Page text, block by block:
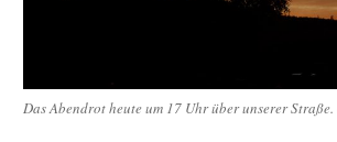
Das Abendrot heute um 17 Uhr über unserer